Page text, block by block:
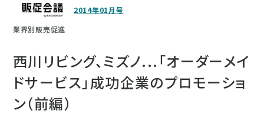
2014年01月号
業界別販売促進
西川リビング、ミズノ...「オーダーメイ
ドサービス」成功企業のプロモーショ
ン（前編）